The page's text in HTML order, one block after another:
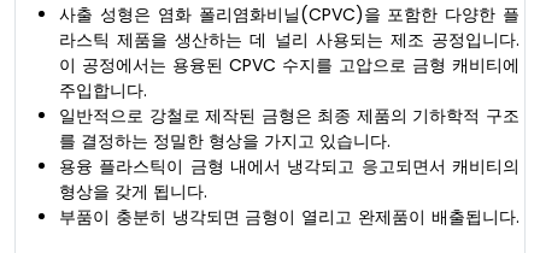
사출 성형은 염화 폴리염화비닐(CPVC)을 포함한 다양한 플
라스틱 제품을 생산하는 데 널리 사용되는 제조 공정입니다.
이 공정에서는 용융된 CPVC 수지를 고압으로 금형 캐비티에
주입합니다.
일반적으로 강철로 제작된 금형은 최종 제품의 기하학적 구조
를 결정하는 정밀한 형상을 가지고 있습니다.
용융 플라스틱이 금형 내에서 냉각되고 응고되면서 캐비티의
형상을 갖게 됩니다.
부품이 충분히 냉각되면 금형이 열리고 완제품이 배출됩니다.